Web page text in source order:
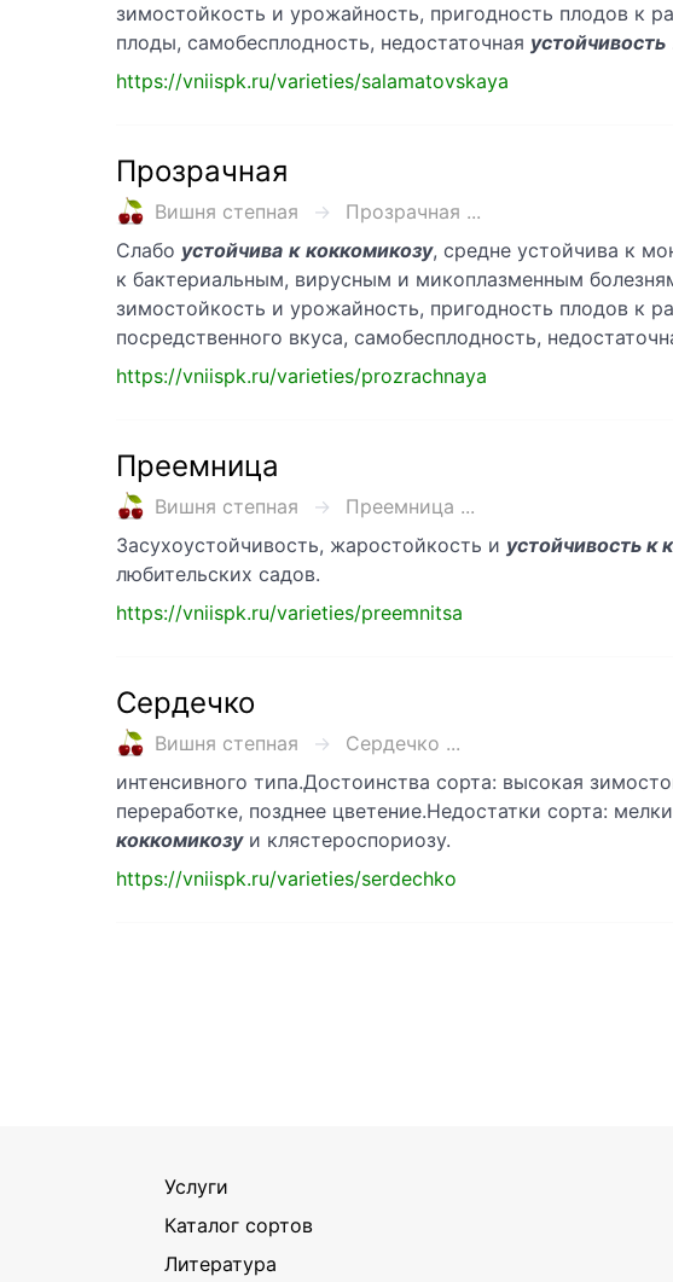
зимостойкость и урожайность, пригодность плодов к
плоды, самобесплодность, недостаточная устойчивость
https://vniispk.ru/varieties/salamatovskaya
Прозрачная
Вишня степная
Прозрачная ...
Слабо устойчива к коккомикозу, средне устойчива к
к бактериальным, вирусным и микоплазменным
зимостойкость и урожайность, пригодность плодов к
посредственного вкуса, самобесплодность,
https://vniispk.ru/varieties/prozrachnaya
Преемница
Вишня степная
Преемница ...
Засухоустойчивость, жаростойкость и устойчивость к
любительских садов.
https://vniispk.ru/varieties/preemnitsa
Сердечко
Вишня степная
Сердечко ...
интенсивного типа.Достоинства сорта: высокая
переработке, позднее цветение.Недостатки сорта:
коккомикозуи клястероспориозу.
https://vniispk.ru/varieties/serdechko
Услуги
Каталог сортов
Литература